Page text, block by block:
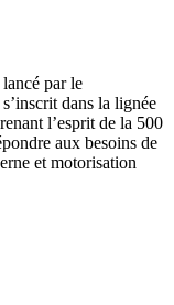
par le
dans la lignée
l’esprit de la 500
aux besoins de
et motorisation